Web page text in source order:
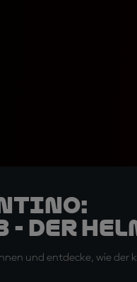
Der
und entdecke, wie der